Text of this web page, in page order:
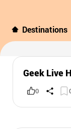
Destinations
Geek Live
0